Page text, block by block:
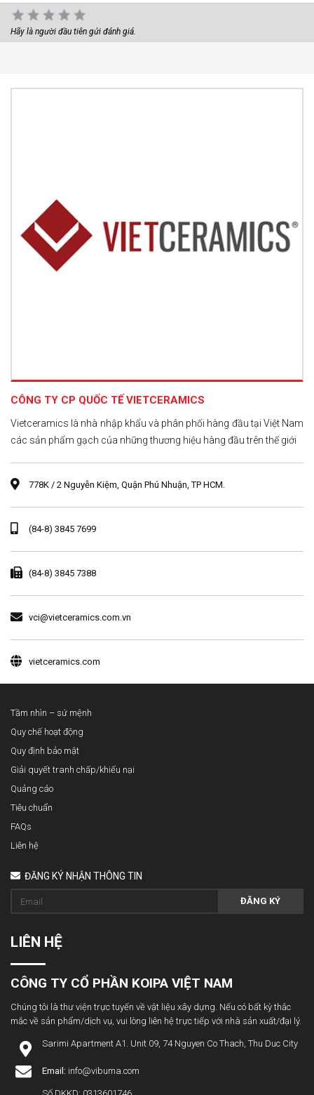
Hãy là người đầu tiên gửi đánh giá.
CÔNG TY CP QUỐC TẾ VIETCERAMICS
Vietceramics là nhà nhập khẩu và phân phối hàng đầu tại Việt Nam
các sản phẩm gạch của những thương hiệu hàng đầu trên thế giới
778K / 2 Nguyễn Kiệm, Quận Phú Nhuận, TP HCM.
(84-8) 3845 7699
(84-8) 3845 7388
vci@vietceramics.com.vn
vietceramics.com
Tầm nhìn – sứ mệnh
Quy chế hoạt động
Quy định bảo mật
Giải quyết tranh chấp/khiếu nại
Quảng cáo
Tiêu chuẩn
FAQs
Liên hệ
ĐĂNG KÝ NHẬN THÔNG TIN
ĐĂNG KÝ
LIÊN HỆ
CÔNG TY CỔ PHẦN KOIPA VIỆT NAM
Chúng tôi là thư viện trực tuyến về vật liệu xây dựng. Nếu có bất kỳ thắc
mắc về sản phẩm/dịch vụ, vui lòng liên hệ trực tiếp với nhà sản xuất/đại lý.
Sarimi Apartment A1. Unit 09, 74 Nguyen Co Thach, Thu Duc City
Email: info@vibuma.com